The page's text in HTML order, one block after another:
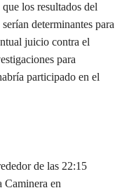
los resultados del
determinantes para
juicio contra el
para
participado en el
de las 22:15
Caminera en